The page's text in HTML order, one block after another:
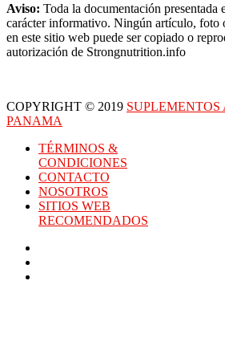
Aviso: Toda la documentación presentada
carácter informativo. Ningún artículo, foto
en este sitio web puede ser copiado o
autorización de Strongnutrition.info
COPYRIGHT © 2019
PANAMA
TÉRMINOS &
CONDICIONES
CONTACTO
NOSOTROS
SITIOS WEB
RECOMENDADOS